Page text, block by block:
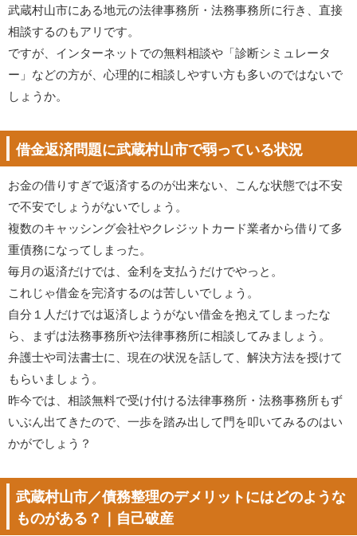
武蔵村山市にある地元の法律事務所・法務事務所に行き、直接
相談するのもアリです。
ですが、インターネットでの無料相談や「診断シミュレータ
ー」などの方が、心理的に相談しやすい方も多いのではないで
しょうか。
借金返済問題に武蔵村山市で弱っている状況
お金の借りすぎで返済するのが出来ない、こんな状態では不安
で不安でしょうがないでしょう。
複数のキャッシング会社やクレジットカード業者から借りて多
重債務になってしまった。
毎月の返済だけでは、金利を支払うだけでやっと。
これじゃ借金を完済するのは苦しいでしょう。
自分１人だけでは返済しようがない借金を抱えてしまったな
ら、まずは法務事務所や法律事務所に相談してみましょう。
弁護士や司法書士に、現在の状況を話して、解決方法を授けて
もらいましょう。
昨今では、相談無料で受け付ける法律事務所・法務事務所もず
いぶん出てきたので、一歩を踏み出して門を叩いてみるのはい
かがでしょう？
武蔵村山市／債務整理のデメリットにはどのような
ものがある？｜自己破産